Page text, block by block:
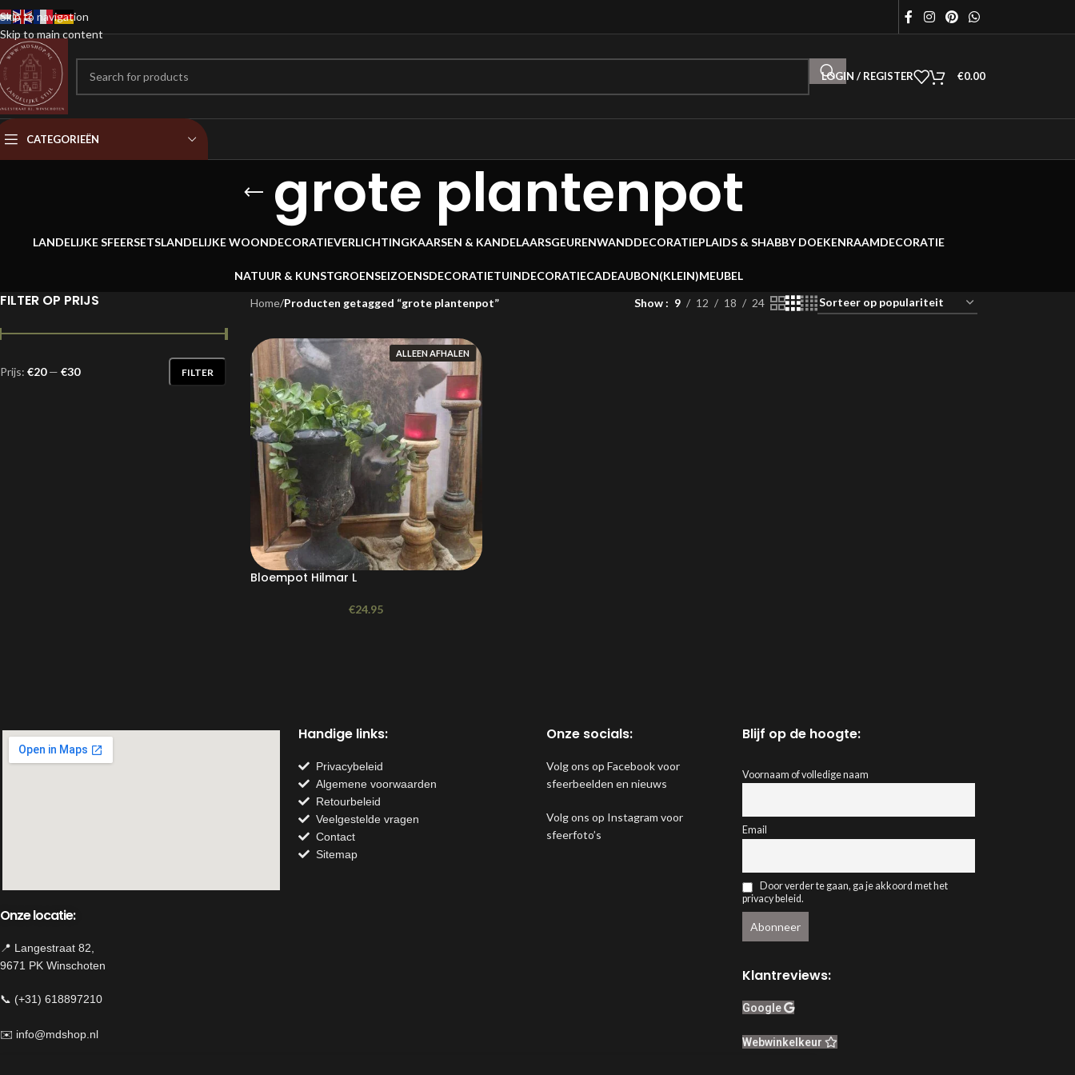
Skip to navigation
Skip to main content
LOGIN / REGISTER €0.00
CATEGORIEËN
grote plantenpot
LANDELIJKE SFEERSETSLANDELIJKE WOONDECORATIEVERLICHTINGKAARSEN & KANDELAARSGEURENWANDDECORATIEPLAIDS & SHABBY DOEKENRAAMDECORATIE
NATUUR & KUNSTGROENSEIZOENSDECORATIETUINDECORATIECADEAUBON(KLEIN)MEUBEL
FILTER OP PRIJS
FILTER
Prijs: €20— €30
Home/Producten getagged “grote plantenpot” Show 9 12 18 24
ALLEEN AFHALEN
Bloempot Hilmar L
€24.95
Onze locatie:
📍 Langestraat 82,
9671 PK Winschoten
📞 (+31) 618897210
✉️ info@mdshop.nl
Handige links:
Privacybeleid
Algemene voorwaarden
Retourbeleid
Veelgestelde vragen
Contact
Sitemap
Onze socials:
Volg ons op Facebook voor
sfeerbeelden en nieuws
Volg ons op Instagram voor
sfeerfoto’s
Blijf op de hoogte:
Voornaam of volledige naam
Email
Door verder te gaan, ga je akkoord met het
privacy beleid.
Klantreviews:
Google
Webwinkelkeur